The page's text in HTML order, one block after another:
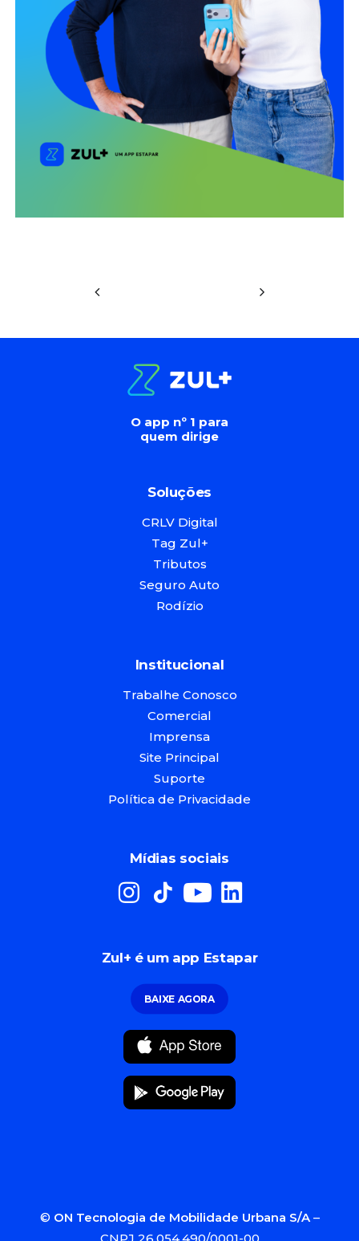
O app nº 1 para
quem dirige
Soluções
CRLV Digital
Tag Zul+
Tributos
Seguro Auto
Rodízio
Institucional
Trabalhe Conosco
Comercial
Imprensa
Site Principal
Suporte
Política de Privacidade
Mídias sociais
Zul+ é um app Estapar
BAIXE AGORA
© ON Tecnologia de Mobilidade Urbana S/A–